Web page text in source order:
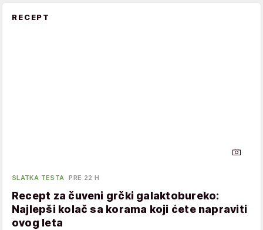
RECEPT
SLATKA TESTA PRE 22 H
Recept za čuveni grčki galaktobureko:
Najlepši kolač sa korama koji ćete napraviti
ovog leta